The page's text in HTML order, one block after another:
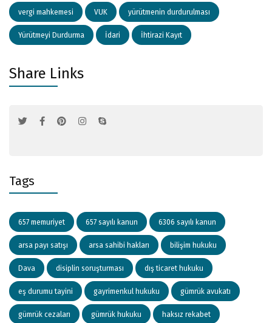
vergi mahkemesi VUK yürütmenin durdurulması
Yürütmeyi Durdurma İdari İhtirazi Kayıt
Share Links
Tags
657 memuriyet 657 sayılı kanun 6306 sayılı kanun
arsa payı satışı arsa sahibi hakları bilişim hukuku
Dava disiplin soruşturması dış ticaret hukuku
eş durumu tayini gayrimenkul hukuku gümrük avukatı
gümrük cezaları gümrük hukuku haksız rekabet